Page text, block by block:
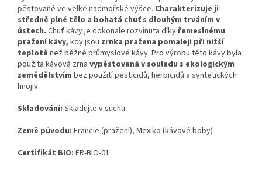
pěstované ve velké nadmořské výšce. Charakterizuje ji
středně plné tělo a bohatá chuť s dlouhým trváním v
ústech. Chuť kávy je dokonale rozvinuta díky řemeslnému
pražení kávy, kdy jsou zrnka pražena pomaleji při nižší
teplotě než běžné průmyslové kávy. Pro výrobu této kávy byla
použita kávová zrna vypěstovaná v souladu s ekologickým
zemědělstvím bez použití pesticidů, herbicidů a syntetických
hnojiv.
Skladování: Skladujte v suchu
Země původu: Francie (pražení), Mexiko (kávové boby)
Certifikát BIO: FR-BIO-01